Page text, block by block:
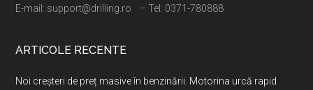
E-mail: support@drilling.ro – Tel: 0371-780888
ARTICOLE RECENTE
Noi creșteri de preț masive în benzinării. Motorina urcă rapid